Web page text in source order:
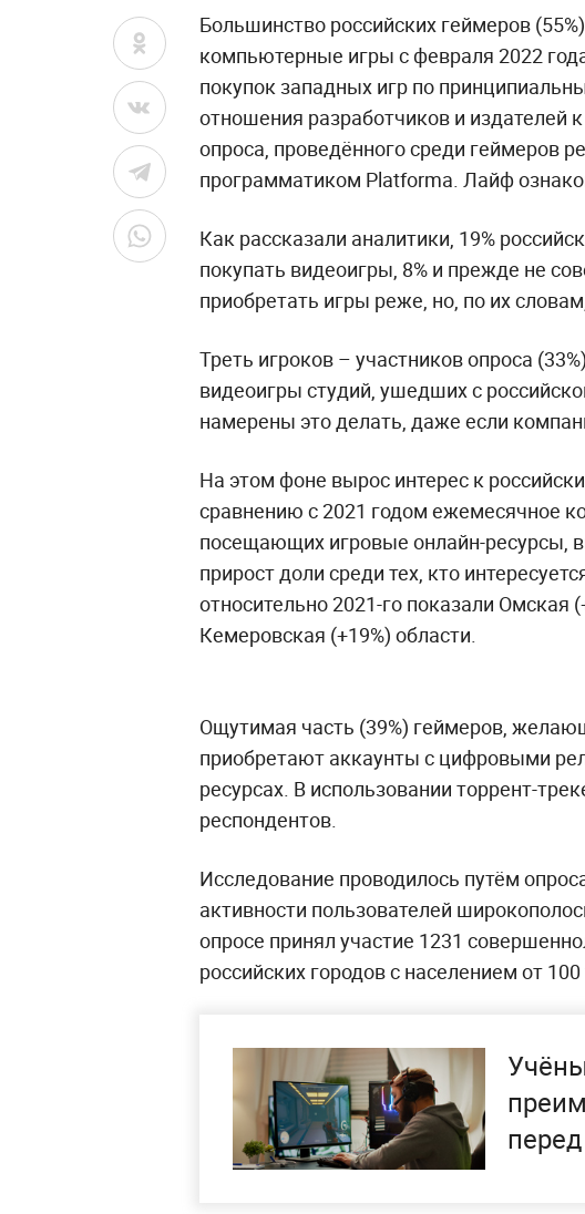
Большинство российских геймеров
компьютерные игры с февраля 2022
покупок западных игр по
отношения разработчиков и издателей
опроса, проведённого среди геймеров
программатиком Platforma. Лайф
Как рассказали аналитики, 19%
покупать видеоигры, 8% и прежде не
приобретать игры реже, но, по их
Треть игроков – участников опроса
видеоигры студий, ушедших с
намерены это делать, даже если
На этом фоне вырос интерес к
сравнению с 2021 годом ежемесячное
посещающих игровые онлайн-ресурсы,
прирост доли среди тех, кто
относительно 2021-го показали Омская
Кемеровская (+19%) области.
Ощутимая часть (39%) геймеров,
приобретают аккаунты с цифровыми
ресурсах. В использовании торрент-
респондентов.
Исследование проводилось путём
активности пользователей
опросе принял участие 1231
российских городов с населением от